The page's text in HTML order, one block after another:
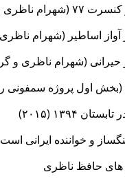
و کامکارها)
آواز اساطیر (شهرام
حیرانی (شهرام ناظری
اول پروژه سمفونی رومی)
۱۳۹۴ (۲۰۱۵)
و خواننده ایرانی است
حافظ ناظری